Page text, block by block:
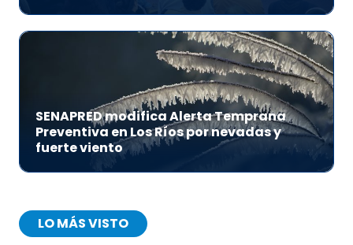
SENAPRED modifica Alerta Temprana
Preventiva en Los Ríos por nevadas y
fuerte viento
LO MÁS VISTO